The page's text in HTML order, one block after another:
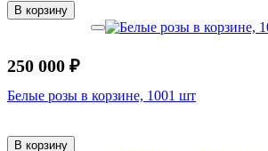
В корзину
250 000 ₽
Белые розы в корзине, 1001 шт
В корзину